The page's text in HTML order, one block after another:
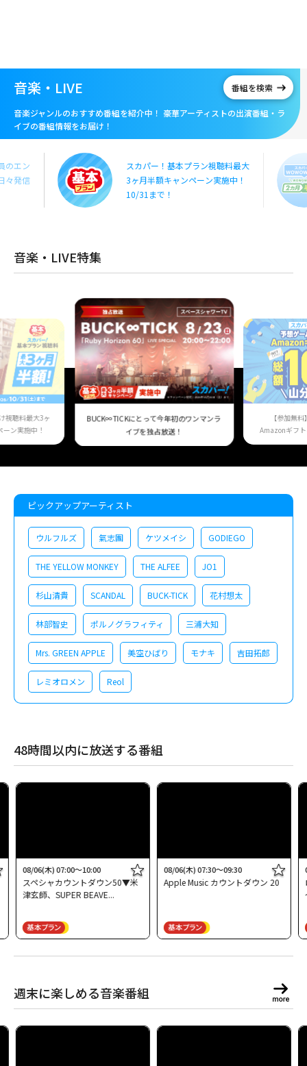
移
音楽・LIVE
音楽ジャンルのおすすめ番組を紹介中！ 豪華アーティストの出演番組・ラ
イブの番組情報をお届け！
番組を検索
のエン
々発信
スカパー！基本プラン視聴料最大
3ヶ月半額キャンペーン実施中！
10/31まで！
音楽・LIVE特集
視聴料最大3ヶ
ン実施中！
BUCK∞TICKにとって今年初のワンマンラ
イブを独占放送！
【参加無
Amazonギフ
ピックアップアーティスト
ウルフルズ 氣志團 ケツメイシ GODIEGO
THE YELLOW MONKEY THE ALFEE JO1
杉山清貴 SCANDAL BUCK-TICK 花村想太
林部智史 ポルノグラフィティ 三浦大知
Mrs. GREEN APPLE 美空ひばり モナキ 吉田拓郎
レミオロメン Reol
48時間以内に放送する番組
08/06(木) 07:00～10:00
スペシャカウントダウン50▼米
津玄師、SUPER BEAVE
08/06(木) 07:30～09:30
Apple Music カウントダウン 20
週末に楽しめる音楽番組